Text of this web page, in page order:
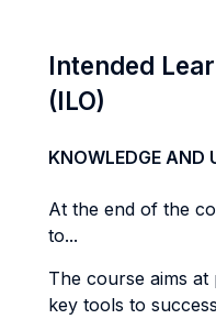
Intended
(ILO)
KNOWLEDGE AND
At the end of the
to...
The course aims
key tools to